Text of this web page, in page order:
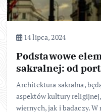
14 lipca, 2024
Podstawowe
sakralnej: od
Architektura sakralna,
aspektów kultury
wiernych, jak i badaczy.